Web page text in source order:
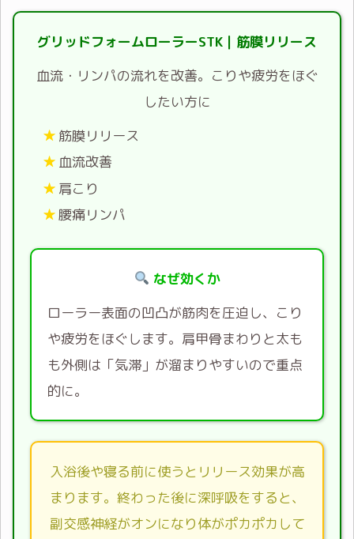
グリッドフォームローラーSTK｜筋膜リリース
血流・リンパの流れを改善。こりや疲労をほぐ
したい方に
筋膜リリース
血流改善
肩こり
腰痛リンパ
なぜ効くか
ローラー表面の凹凸が筋肉を圧迫し、こり
や疲労をほぐします。肩甲骨まわりと太も
も外側は「気滞」が溜まりやすいので重点
的に。
入浴後や寝る前に使うとリリース効果が高
まります。終わった後に深呼吸をすると、
副交感神経がオンになり体がポカポカして